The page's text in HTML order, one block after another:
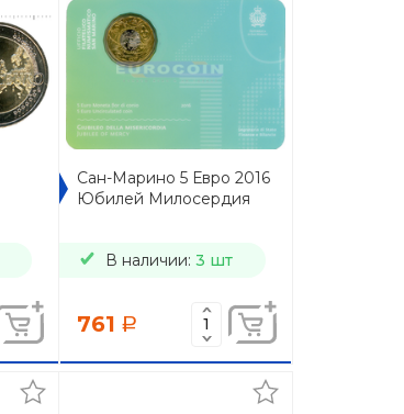
Сан-Марино 5 Евро 2016
Юбилей Милосердия
В наличии: 3 шт
761 a